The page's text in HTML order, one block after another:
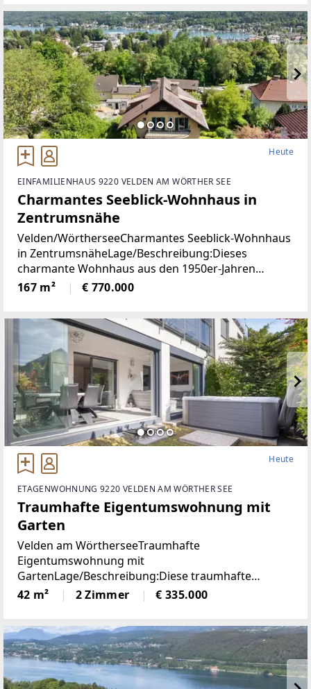
Heute
EINFAMILIENHAUS 9220 VELDEN AM WÖRTHER SEE
Charmantes Seeblick-Wohnhaus in
Zentrumsnähe
Velden/WörtherseeCharmantes Seeblick-Wohnhaus
in ZentrumsnäheLage/Beschreibung:Dieses
charmante Wohnhaus aus den 1950er-Jahren
vereint eine hervorragende Aussichtslage mit viel
Potenzial zur Verwirklichung individueller
167 m² € 770.000
Heute
ETAGENWOHNUNG 9220 VELDEN AM WÖRTHER SEE
Traumhafte Eigentumswohnung mit
Garten
Velden am WörtherseeTraumhafte
Eigentumswohnung mit
GartenLage/Beschreibung:Diese traumhafte
Gartenwohnung liegt nur 800 Meter vom Zentrum
Veldens entfernt und bietet eine perfekte
Dank der westlichen
42 m² 2 Zimmer € 335.000